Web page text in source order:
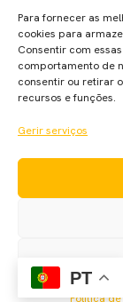
Para fornecer as
cookies para
Consentir com
comportamento de
consentir ou retirar
recursos e funções.
Gerir serviços
Política
O filme vai ser
Porto, um
no grande ecrã,
“Sport”, o
também
PT